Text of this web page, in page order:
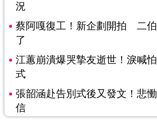
況
蔡阿嘎復工！新企劃開拍 二
了
江蕙崩潰爆哭摯友逝世！淚喊
式
張韶涵赴告別式後又發文！悲
信